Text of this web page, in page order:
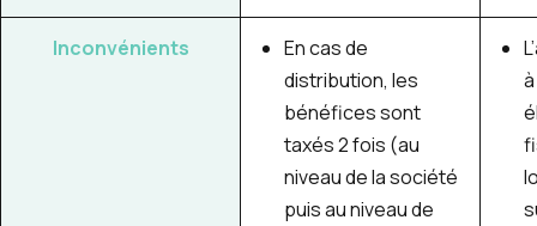
Inconvénients
En cas de
distribution, les
bénéfices sont
taxés 2 fois (au
niveau de la société
puis au niveau de